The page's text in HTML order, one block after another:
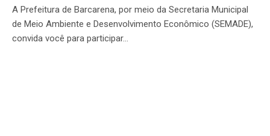
A Prefeitura de Barcarena, por meio da Secretaria Municipal
de Meio Ambiente e Desenvolvimento Econômico (SEMADE),
convida você para participar…